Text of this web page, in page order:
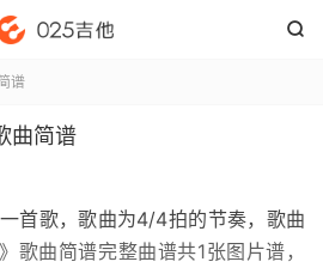

谱
曲简谱
首歌，歌曲为4/4拍的节奏，歌曲
歌曲简谱完整曲谱共1张图片谱，